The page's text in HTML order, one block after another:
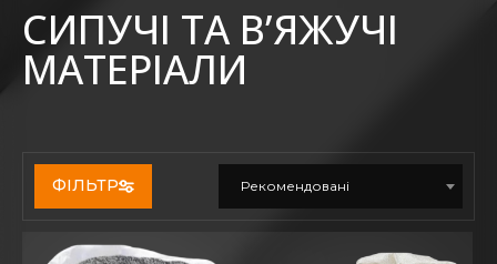
СИПУЧІ ТА В’ЯЖУЧІ
МАТЕРІАЛИ
ФІЛЬТР Рекомендовані